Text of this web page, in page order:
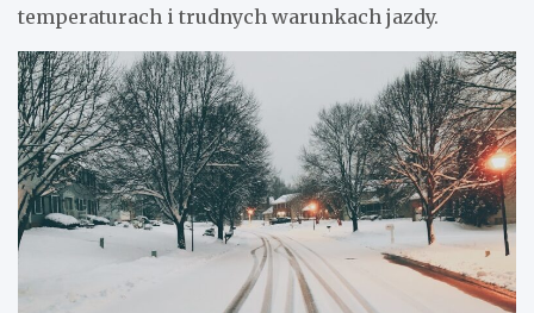
temperaturach i trudnych warunkach jazdy.